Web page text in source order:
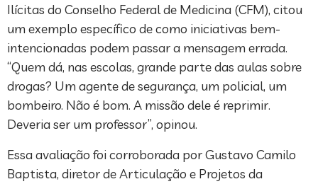
Ilícitas do Conselho Federal de Medicina (CFM), citou
um exemplo específico de como iniciativas bem-
intencionadas podem passar a mensagem errada.
“Quem dá, nas escolas, grande parte das aulas sobre
drogas? Um agente de segurança, um policial, um
bombeiro. Não é bom. A missão dele é reprimir.
Deveria ser um professor”, opinou.
Essa avaliação foi corroborada por Gustavo Camilo
Baptista, diretor de Articulação e Projetos da